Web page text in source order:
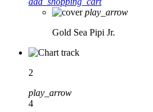
play_arrow
Gold Sea Pipi Jr.
2
play_arrow
4